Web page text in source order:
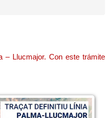
– Llucmajor. Con este trámite